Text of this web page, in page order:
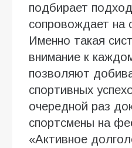
подбирает
сопровождает на
Именно такая
внимание к
позволяют
спортивных
очередной раз
спортсмены на
«Активное